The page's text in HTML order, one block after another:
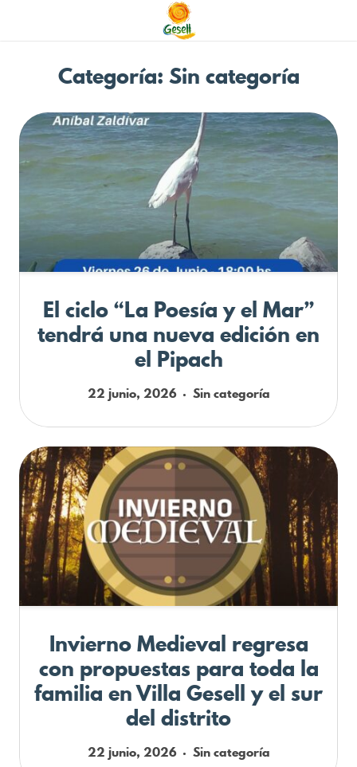
Categoría: Sin categoría
El ciclo “La Poesía y el Mar”
tendrá una nueva edición en
el Pipach
22 junio, 2026 Sin categoría
Invierno Medieval regresa
con propuestas para toda la
familia en Villa Gesell y el sur
del distrito
22 junio, 2026 Sin categoría